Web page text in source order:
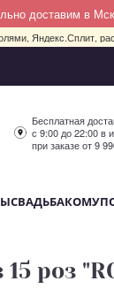
доставим в
Яндекс.Сплит,
Бесплатная
с 9:00 до 22:00 в
при заказе от 9
СВАДЬБАКОМУ
роз